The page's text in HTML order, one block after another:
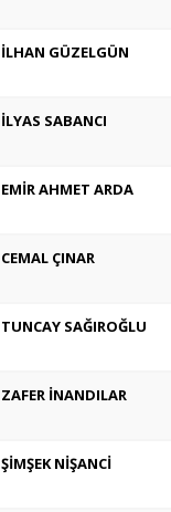
İLHAN GÜZELGÜN
İLYAS SABANCI
EMİR AHMET ARDA
CEMAL ÇINAR
TUNCAY SAĞIROĞLU
ZAFER İNANDILAR
ŞİMŞEK NİŞANCİ